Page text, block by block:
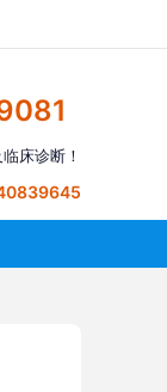
床诊断！